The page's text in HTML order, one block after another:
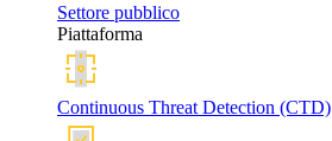
Settore pubblico
Piattaforma
Continuous Threat Detection (CTD)